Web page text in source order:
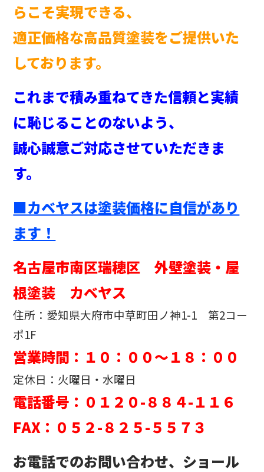
らこそ実現できる、
適正価格な高品質塗装をご提供いた
しております。
これまで積み重ねてきた信頼と実績
に恥じることのないよう、
誠心誠意ご対応させていただきま
す。
■カベヤスは塗装価格に自信があり
ます！
名古屋市南区瑞穂区 外壁塗装・屋
根塗装 カベヤス
住所：愛知県大府市中草町田ノ神1-1 第2コー
ポ1F
営業時間：１０：００～１８：００
定休日：火曜日・水曜日
電話番号：０１２０-８８４-１１６
FAX：０５２-８２５-５５７３
お電話でのお問い合わせ、ショール